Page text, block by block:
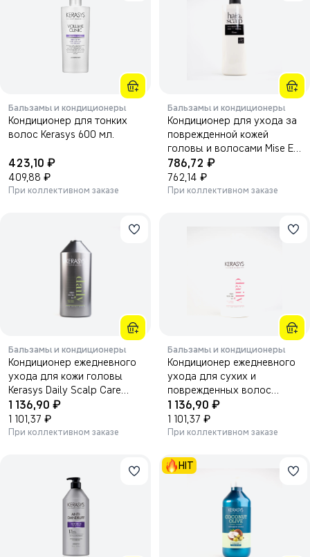
Бальзамы и кондиционеры
Кондиционер для тонких
волос Kerasys 600 мл.
423,10 ₽
409,88 ₽
При коллективном заказе
Бальзамы и кондиционеры
Кондиционер для ухода за
поврежденной кожей
головы и волосами Mise En
Scene 750мл.
786,72 ₽
762,14 ₽
При коллективном заказе
Бальзамы и кондиционеры
Кондиционер ежедневного
ухода для кожи головы
Kerasys Daily Scalp Care
1500мл.
1 136,90 ₽
1 101,37 ₽
При коллективном заказе
Бальзамы и кондиционеры
Кондиционер ежедневного
ухода для сухих и
поврежденных волос
Kerasys Daily Damage Care
1500мл.
1 136,90 ₽
1 101,37 ₽
При коллективном заказе
HIT